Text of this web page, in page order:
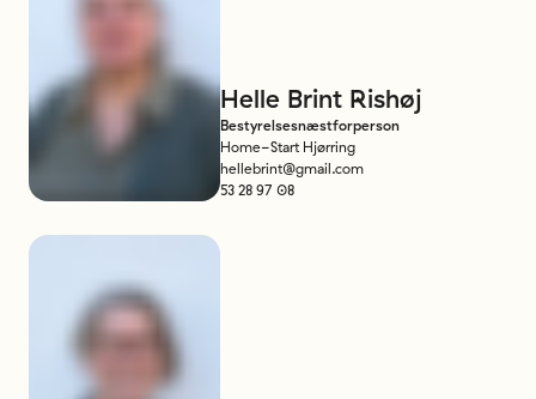
Helle Brint Rishøj
Bestyrelsesnæstforperson
Home-Start Hjørring
hellebrint@gmail.com
53 28 97 08